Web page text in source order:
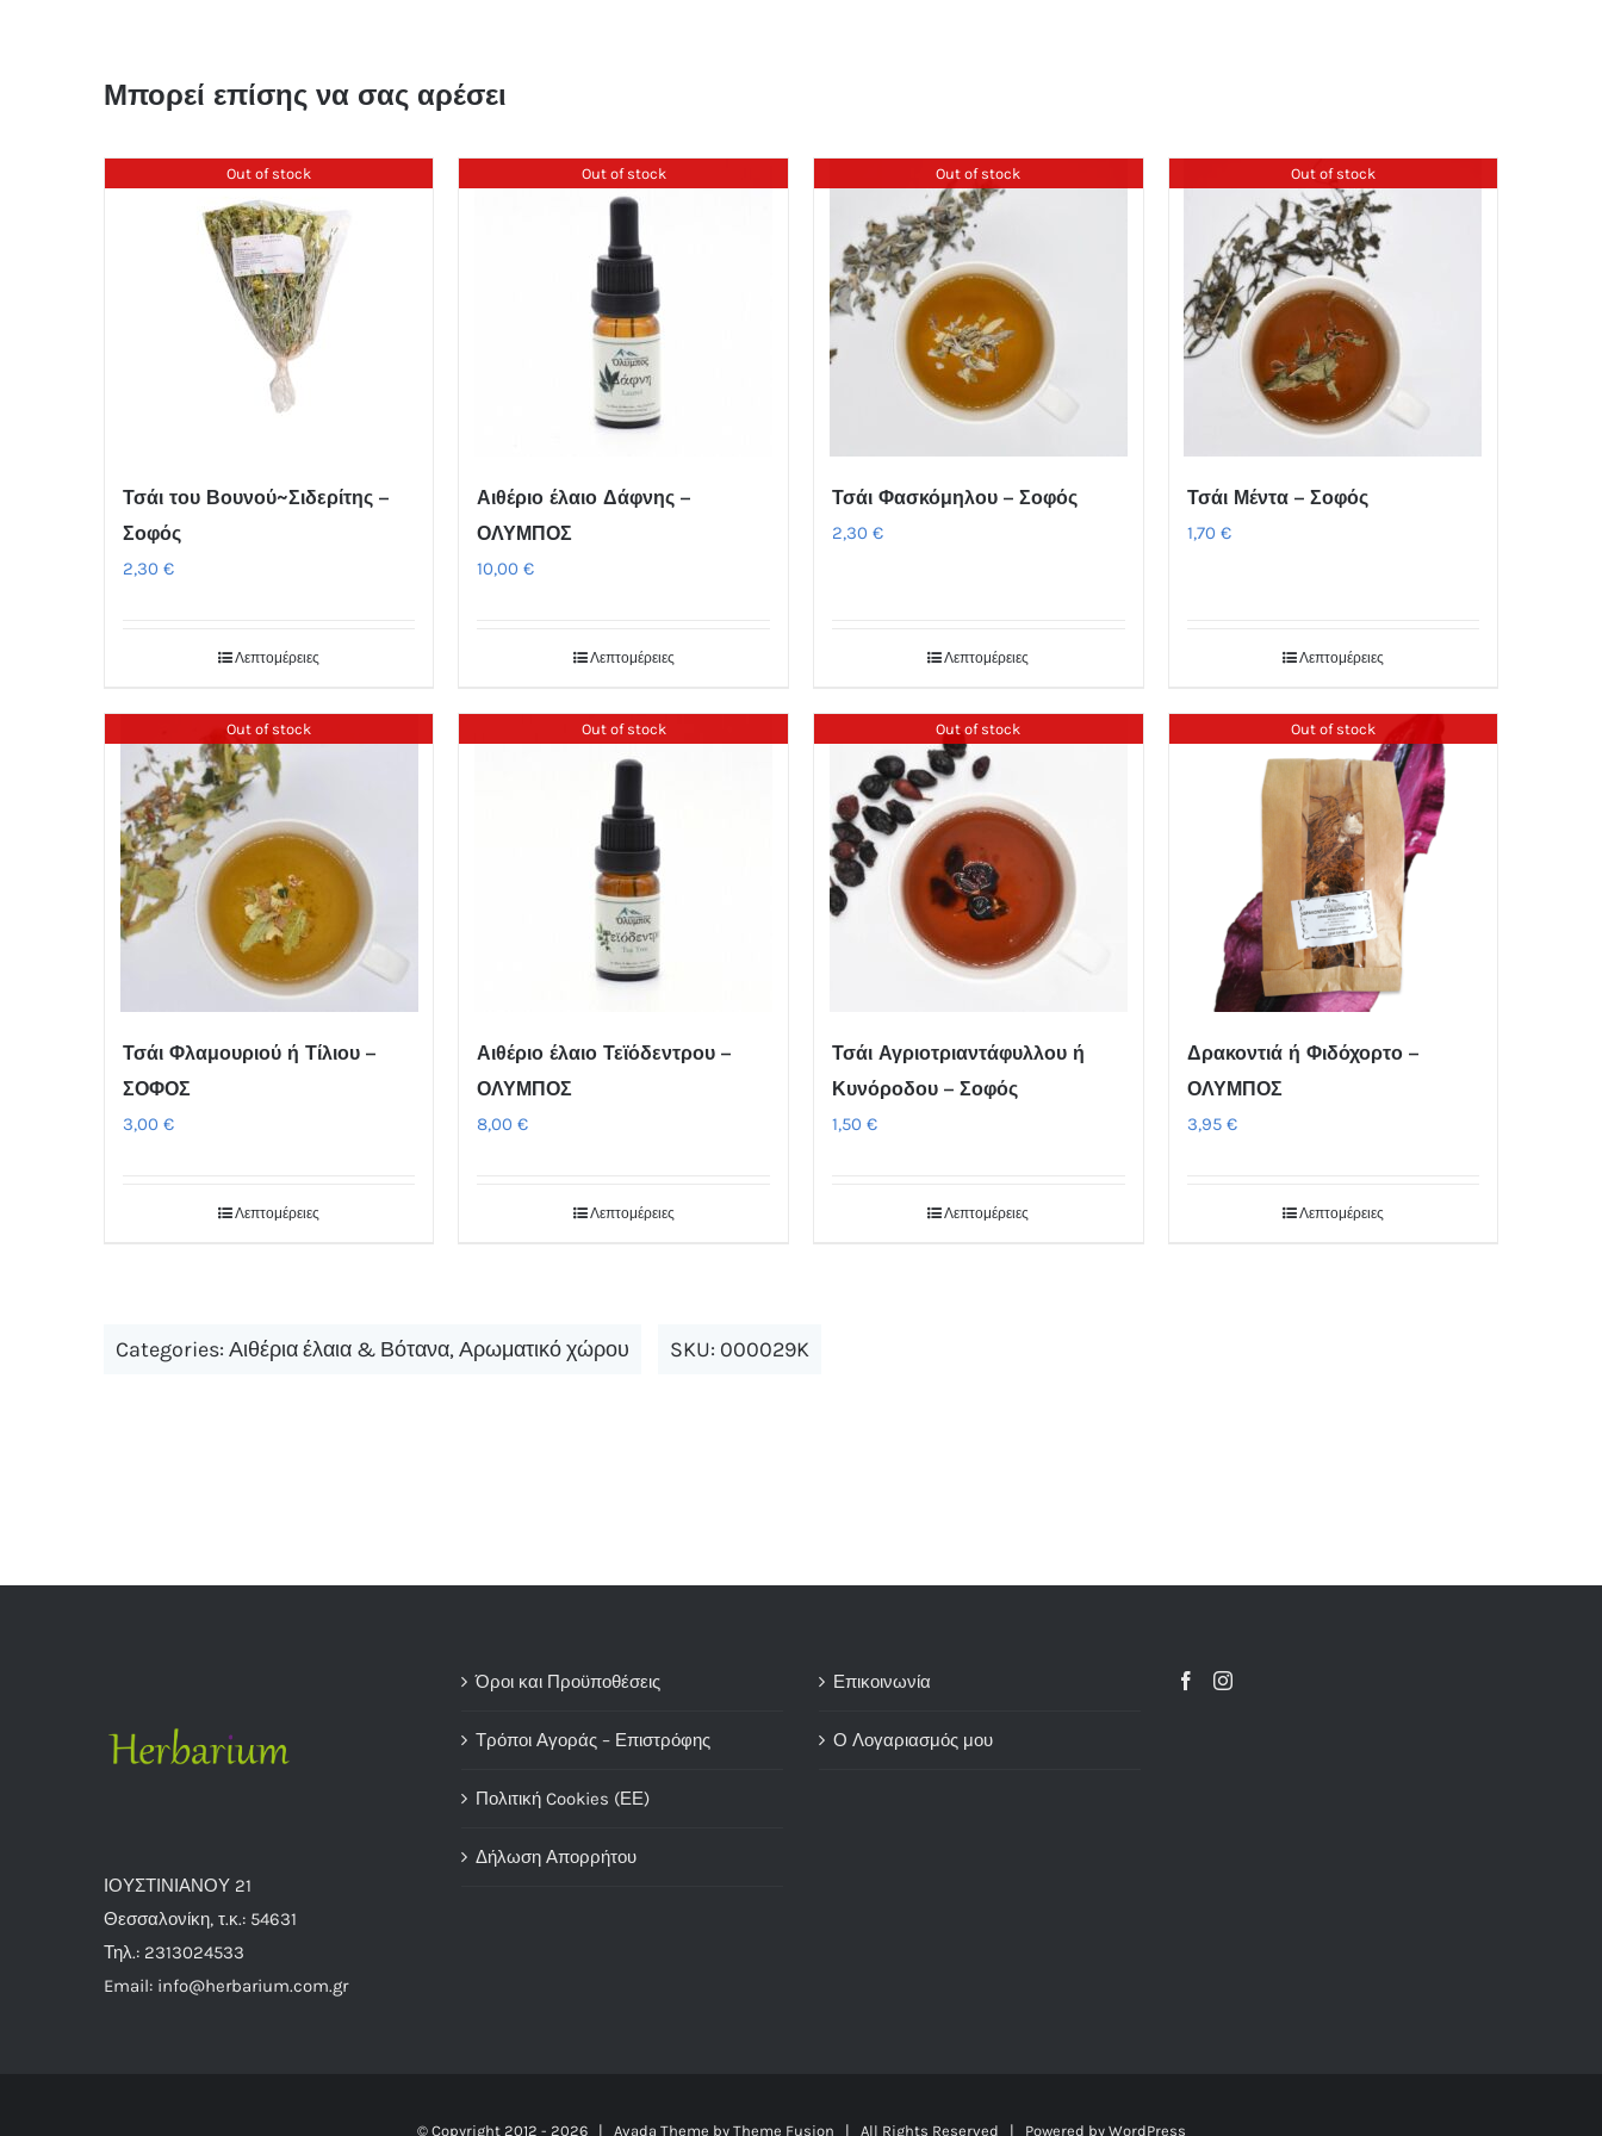
Μπορεί επίσης να σας αρέσει
Out of stock
Τσάι του Βουνού~Σιδερίτης –
Σοφός
2,30 €
Λεπτομέρειες
Out of stock
Αιθέριο έλαιο Δάφνης –
ΟΛΥΜΠΟΣ
10,00€
Λεπτομέρειες
Out of stock
Τσάι Φασκόμηλου – Σοφός
2,30 €
Λεπτομέρειες
Out of stock
Τσάι Μέντα – Σοφός
1,70 €
Λεπτομέρειες
Out of stock
Τσάι Φλαμουριού ή Τίλιου –
ΣΟΦΟΣ
3,00 €
Λεπτομέρειες
Out of stock
Αιθέριο έλαιο Τεϊόδεντρου –
ΟΛΥΜΠΟΣ
8,00€
Λεπτομέρειες
Out of stock
Τσάι Αγριοτριαντάφυλλου ή
Κυνόροδου – Σοφός
1,50 €
Λεπτομέρειες
Out of stock
Δρακοντιά ή Φιδόχορτο –
ΟΛΥΜΠΟΣ
3,95 €
Λεπτομέρειες
Categories: Αιθέρια έλαια & Βότανα,Αρωματικό χώρου SKU: 000029K
ΙΟΥΣΤΙΝΙΑΝΟΥ 21
Θεσσαλονίκη, τ.κ.: 54631
Τηλ.: 2313024533
Email: info@herbarium.com.gr
Όροι και Προϋποθέσεις
Τρόποι Αγοράς – Επιστρόφης
Πολιτική Cookies (ΕΕ)
Δήλωση Απορρήτου
Επικοινωνία
Ο Λογαριασμός μου
© Copyright 2012 - 2026 | Avada Theme by Theme Fusion | All Rights Reserved | Powered by WordPress